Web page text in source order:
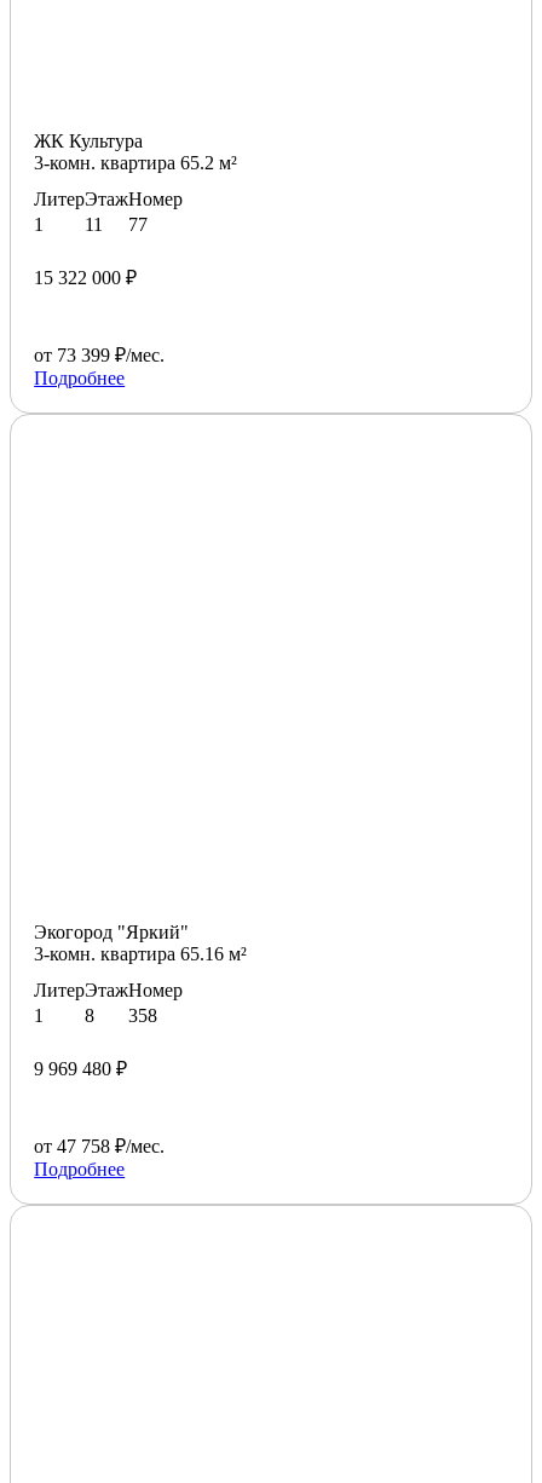
ЖК Культура
3-комн. квартира 65.2 м²
Литер
1
Этаж
11
Номер
77
15 322 000 ₽
от 73 399 ₽/мес.
Подробнее
Экогород "Яркий"
3-комн. квартира 65.16 м²
Литер
1
Этаж
8
Номер
358
9 969 480 ₽
от 47 758 ₽/мес.
Подробнее